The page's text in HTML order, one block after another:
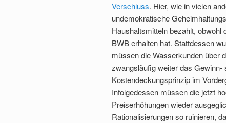
Verschluss. Hier, wie in vielen
undemokratische
Haushaltsmitteln bezahlt,
BWB erhalten hat. Stattdessen
müssen die Wasserkunden über
zwangsläufig weiter das
Kostendeckungsprinzip im
Infolgedessen müssen die jetzt
Preiserhöhun­gen wieder
Rationalisierungen so ruinieren,